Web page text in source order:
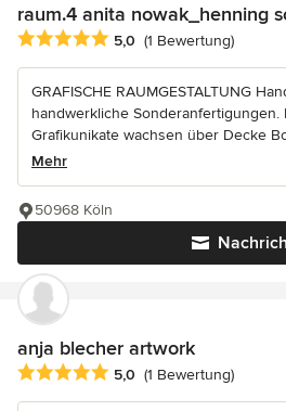
raum.4 anita nowak_henning
Durchschnittliche Bewertung: 5 von
5,0 (1 Bewertung)
GRAFISCHE RAUMGESTALTUNG
handwerkliche Sonderanfertigungen.
Grafikunikate wachsen über Decke
Mehr
50968 Köln
anja blecher artwork
Durchschnittliche Bewertung: 5 von
5,0 (1 Bewertung)